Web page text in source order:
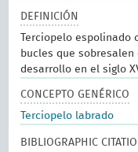
DEFINICIÓN
Terciopelo
bucles que
desarrollo en el siglo
CONCEPTO GENÉRICO
Terciopelo labrado
BIBLIOGRAPHIC